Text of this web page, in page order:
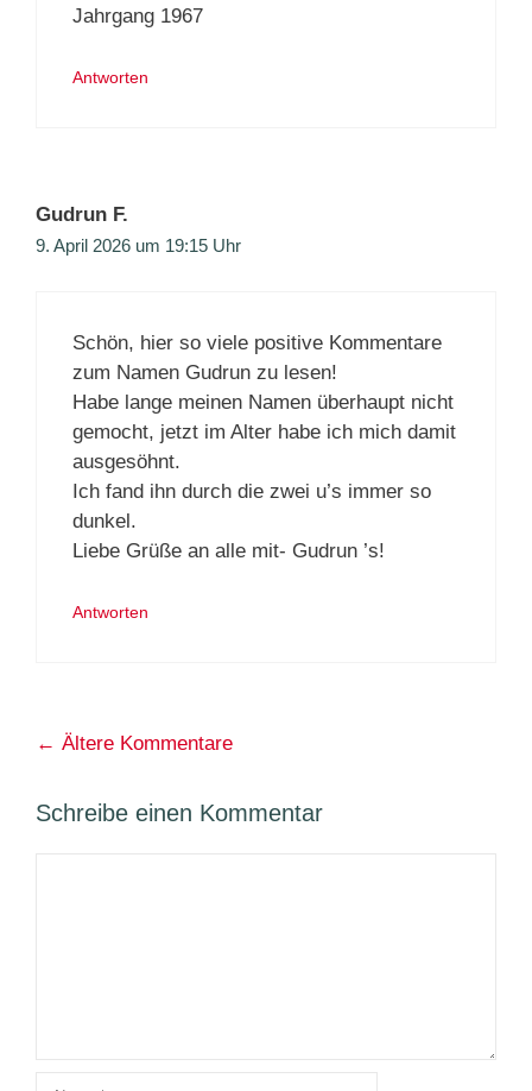
Jahrgang 1967
Antworten
Gudrun F.
9. April 2026 um 19:15 Uhr
Schön, hier so viele positive Kommentare
zum Namen Gudrun zu lesen!
Habe lange meinen Namen überhaupt nicht
gemocht, jetzt im Alter habe ich mich damit
ausgesöhnt.
Ich fand ihn durch die zwei u’s immer so
dunkel.
Liebe Grüße an alle mit- Gudrun ’s!
Antworten
Kommentarnavigation
← Ältere Kommentare
Schreibe einen Kommentar
Name